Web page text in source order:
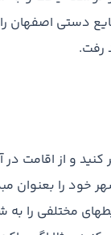
دستی اصفهان
رفت.
کنید و از اقامت
را بعنوان